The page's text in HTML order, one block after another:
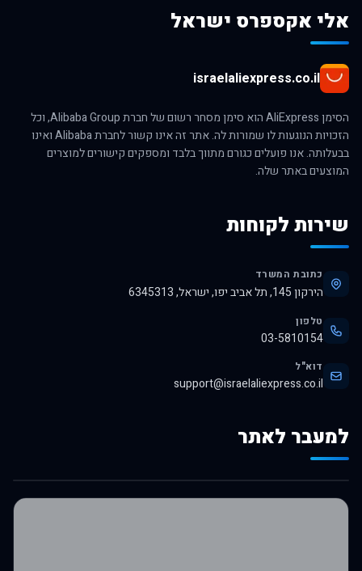
אלי אקספרס ישראל
israelaliexpress.co.il
הסימן AliExpress הוא סימן מסחר רשום של חברת Alibaba Group, וכל
הזכויות הנוגעות לו שמורות לה. אתר זה אינו קשור לחברת Alibaba ואינו
בבעלותה. אנו פועלים כגורם מתווך בלבד ומספקים קישורים למוצרים
המוצעים באתר שלה.
שירות לקוחות
כתובת המשרד
הירקון 145, תל אביב יפו, ישראל, 6345313
טלפון
03-5810154
דוא"ל
support@israelaliexpress.co.il
למעבר לאתר
לרכישה באלי אקספרס